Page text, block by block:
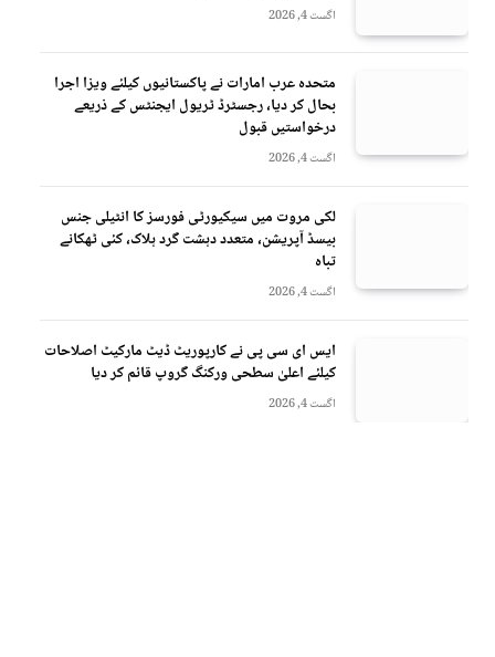
اگست 4, 2026
متحدہ عرب امارات نے پاکستانیوں کیلئے ویزا اجرا
بحال کر دیا، رجسٹرڈ ٹریول ایجنٹس کے ذریعے
درخواستیں قبول
اگست 4, 2026
لکی مروت میں سیکیورٹی فورسز کا انٹیلی جنس
بیسڈ آپریشن، متعدد دہشت گرد ہلاک، کئی ٹھکانے
تباہ
اگست 4, 2026
ایس ای سی پی نے کارپوریٹ ڈیٹ مارکیٹ اصلاحات
کیلئے اعلیٰ سطحی ورکنگ گروپ قائم کر دیا
اگست 4, 2026